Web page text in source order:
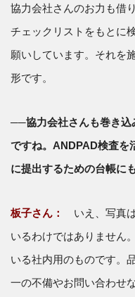
協力会社さんのお力も借
チェックリストをもとに
願いしています。それを
形です。
──協力会社さんも巻き込
ですね。ANDPAD検査を
に提出するための台帳に
板子さん：
いえ、写真
いるわけではありません
いる社内用のものです。
一の不備やお問い合わせ